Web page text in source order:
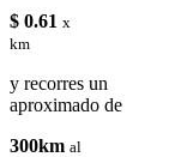
$ 0.61 x
km
y recorres un
aproximado de
300km al